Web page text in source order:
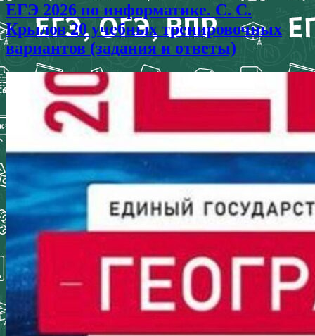
ЕГЭ 2026 по информатике. С. С.
Крылов 20 учебных тренировочных
вариантов (задания и ответы)